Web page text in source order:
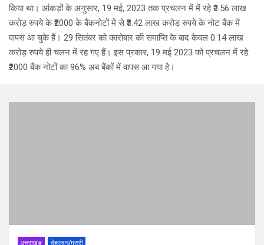
किया था। आंकड़ों के अनुसार, 19 मई, 2023 तक प्रचलन में में रहे ₹3.56 लाख
करोड़ रुपये के ₹2000 के बैंकनोटों में से ₹3.42 लाख करोड़ रुपये के नोट बैंक में
वापस आ चुके हैं। 29 सितंबर को कारोबार की समाप्ति के बाद केवल 0.14 लाख
करोड़ रुपये ही चलन में रह गए हैं। इस प्रकार, 19 मई 2023 को प्रचलन में रहे
₹2000 बैंक नोटों का 96% अब बैंकों में वापस आ गया है।
उत्तराखंड देहरादून/मसूरी